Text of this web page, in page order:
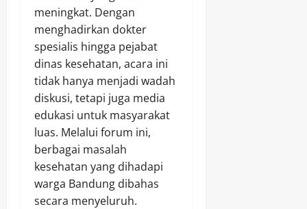
meningkat. Dengan
menghadirkan dokter
spesialis hingga pejabat
dinas kesehatan, acara ini
tidak hanya menjadi wadah
diskusi, tetapi juga media
edukasi untuk masyarakat
luas. Melalui forum ini,
berbagai masalah
kesehatan yang dihadapi
warga Bandung dibahas
secara menyeluruh.